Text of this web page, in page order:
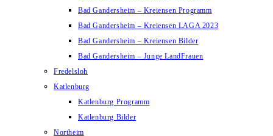
Bad Gandersheim – Kreiensen Programm
Bad Gandersheim – Kreiensen LAGA 2023
Bad Gandersheim – Kreiensen Bilder
Bad Gandersheim – Junge LandFrauen
Fredelsloh
Katlenburg
Katlenburg Programm
Katlenburg Bilder
Northeim